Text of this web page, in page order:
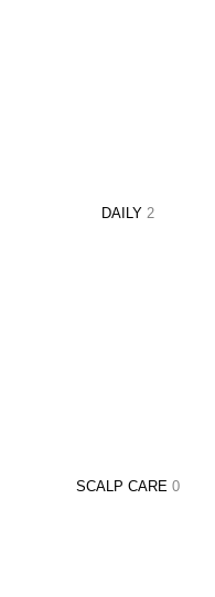
DAILY 2
SCALP CARE 0